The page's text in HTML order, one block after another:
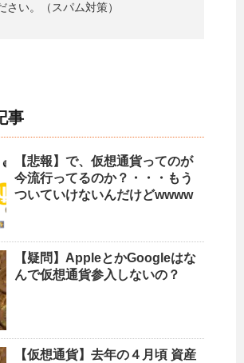
さい。（スパム対策）
事
【悲報】で、仮想通貨ってのが
今流行ってるのか？・・・もう
ついていけないんだけどwwww
【疑問】AppleとかGoogleはな
んで仮想通貨参入しないの？
【仮想通貨】去年の４月頃 資産